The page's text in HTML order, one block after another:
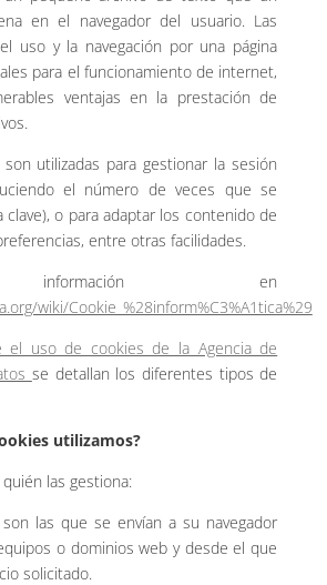
en el navegador del usuario. Las
uso y la navegación por una página
para el funcionamiento de internet,
ventajas en la prestación de
utilizadas para gestionar la sesión
el número de veces que se
o para adaptar los contenido de
entre otras facilidades.
en
wiki/Cookie_%28inform%C3%A1tica%29
el uso de cookies de la Agencia de
se detallan los diferentes tipos de
utilizamos?
las gestiona:
las que se envían a su navegador
o dominios web y desde el que
solicitado.